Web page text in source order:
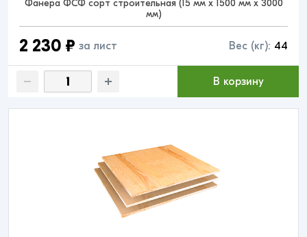
Фанера ФСФ сорт строительная (15 мм x 1500 мм x 3000
мм)
2 230 ₽ за лист Вес (кг): 44
В корзину